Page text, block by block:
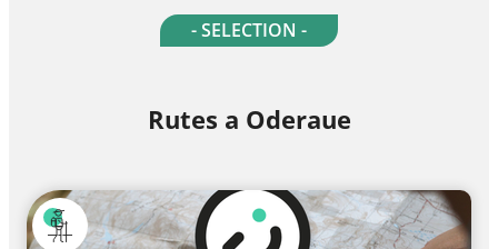
- SELECTION -
Rutes a Oderaue